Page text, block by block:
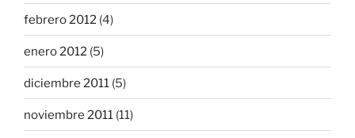
febrero 2012 (4)
enero 2012 (5)
diciembre 2011 (5)
noviembre 2011 (11)